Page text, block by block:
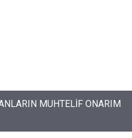
MUHTELİF ONARIM